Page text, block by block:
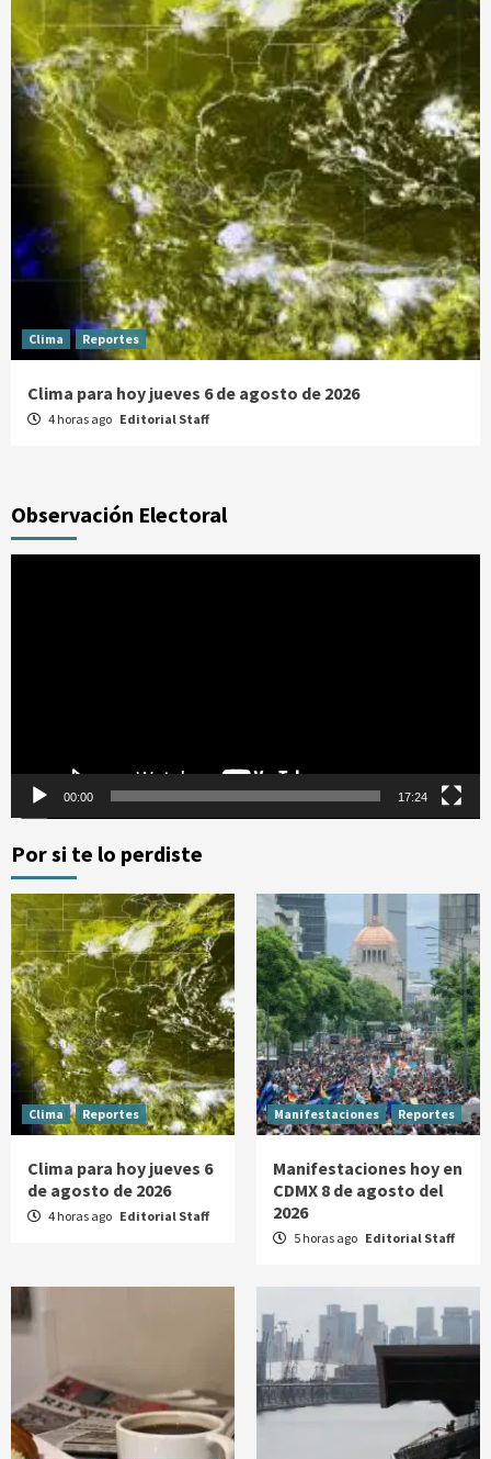
Clima Reportes
Clima para hoy jueves 6 de agosto de 2026
4 horas ago Editorial Staff
Observación Electoral
00:00 17:24
Por si te lo perdiste
Clima Reportes
Clima para hoy jueves 6
de agosto de 2026
4 horas ago Editorial Staff
Manifestaciones Reportes
Manifestaciones hoy en
CDMX 8 de agosto del
2026
5 horas ago Editorial Staff